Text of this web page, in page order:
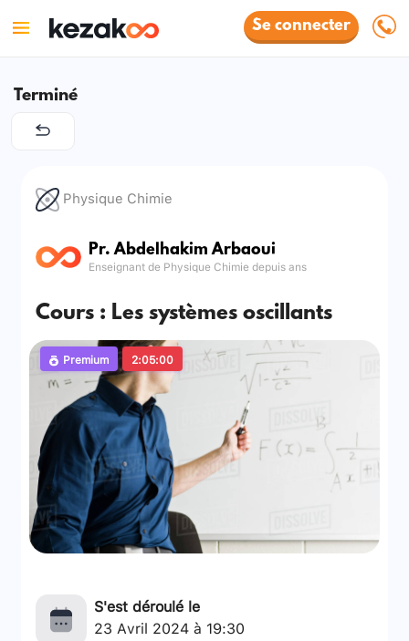
Se connecter
Terminé
Physique Chimie
Pr. Abdelhakim Arbaoui
Enseignant de Physique Chimie depuis ans
Cours : Les systèmes oscillants
Premium 2:05:00
S'est déroulé le
23 Avril 2024 à 19:30